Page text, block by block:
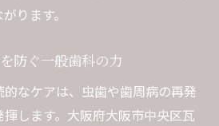
ります。
防ぐ一般歯科の力
なケアは、虫歯や歯周病の再発
します。大阪府大阪市中央区瓦